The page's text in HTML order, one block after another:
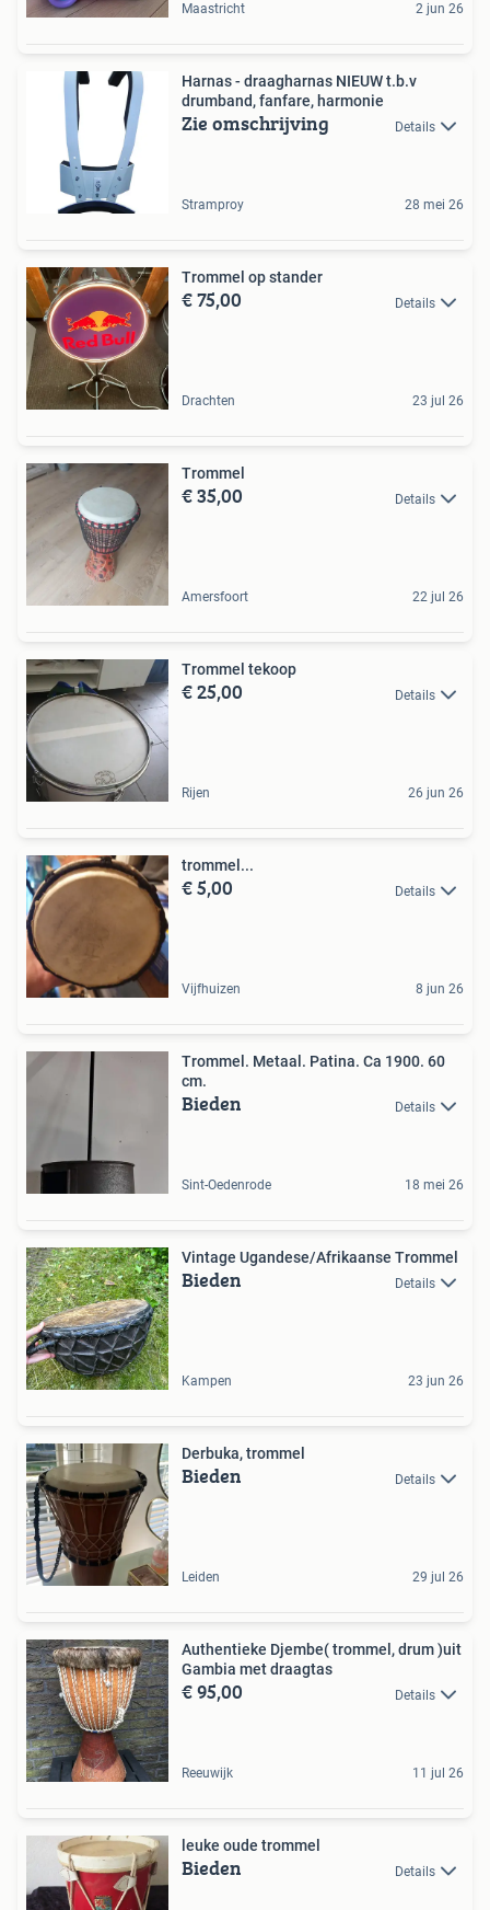
Maastricht 2 jun 26
Harnas - draagharnas NIEUW t.b.v
drumband, fanfare, harmonie
Zie omschrijving Details
Stramproy 28 mei 26
Trommel op stander
€ 75,00 Details
Drachten 23 jul 26
Trommel
€ 35,00 Details
Amersfoort 22 jul 26
Trommel tekoop
€ 25,00 Details
Rijen 26 jun 26
trommel...
€ 5,00 Details
Vijfhuizen 8 jun 26
Trommel. Metaal. Patina. Ca 1900. 60
cm.
Bieden Details
Sint-Oedenrode 18 mei 26
Vintage Ugandese/Afrikaanse Trommel
Bieden Details
Kampen 23 jun 26
Derbuka, trommel
Bieden Details
Leiden 29 jul 26
Authentieke Djembe( trommel, drum )uit
Gambia met draagtas
€ 95,00 Details
Reeuwijk 11 jul 26
leuke oude trommel
Bieden Details